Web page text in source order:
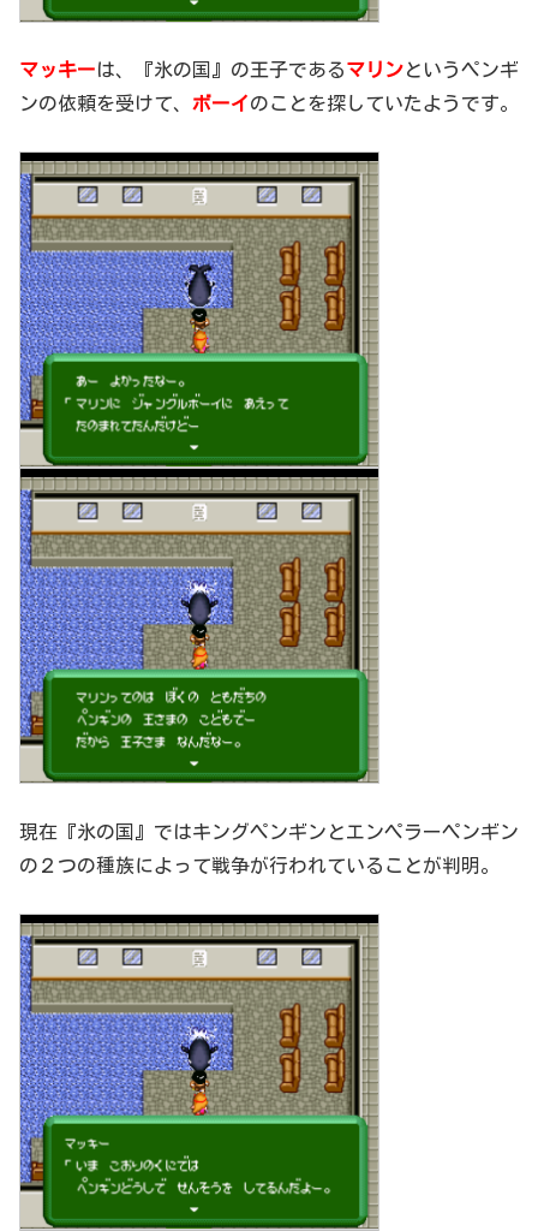
マッキーは、『氷の国』の王子であるマリンというペンギ
ンの依頼を受けて、 ボーイのことを探していたようです。
現在『氷の国』ではキングペンギンとエンペラーペンギン
の２つの種族によって戦争が行われていることが判明。